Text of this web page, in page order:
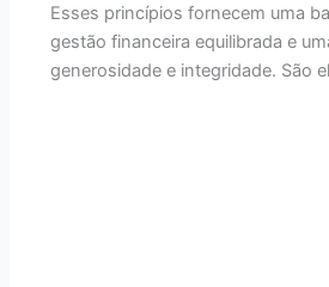
Esses princípios fornecem uma
gestão financeira equilibrada e
generosidade e integridade. São